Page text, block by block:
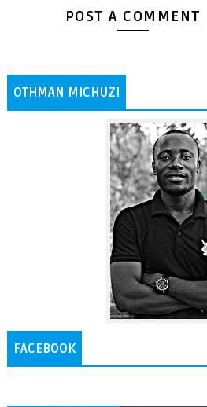
POST A COMMENT
OTHMAN MICHUZI
FACEBOOK